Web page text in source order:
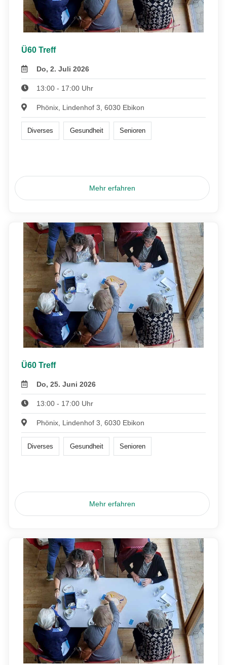
Ü60 Treff
Do, 2. Juli 2026
13:00 - 17:00 Uhr
Phönix, Lindenhof 3, 6030 Ebikon
Diverses Gesundheit Senioren
Mehr erfahren
Ü60 Treff
Do, 25. Juni 2026
13:00 - 17:00 Uhr
Phönix, Lindenhof 3, 6030 Ebikon
Diverses Gesundheit Senioren
Mehr erfahren